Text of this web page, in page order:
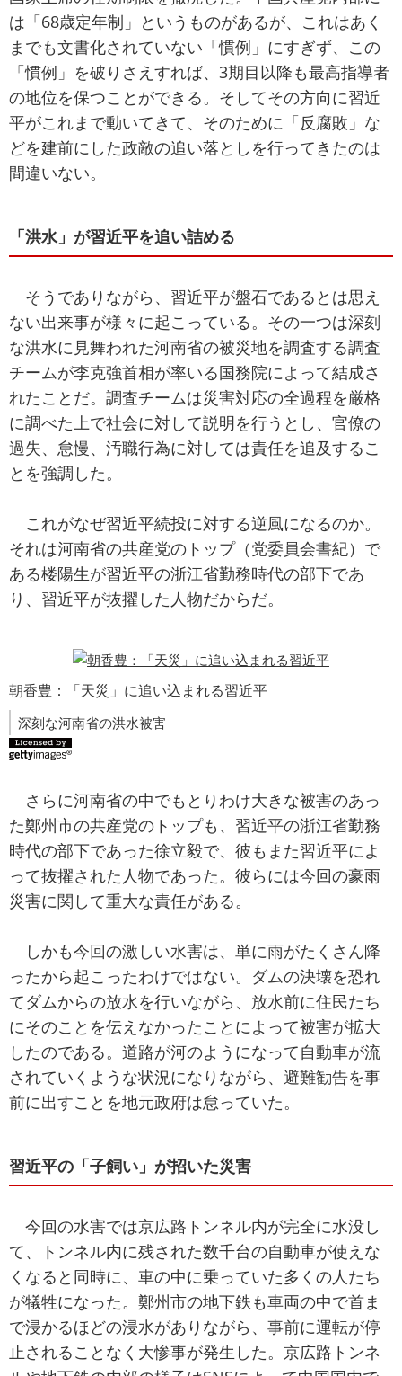
は「68歳定年制」というものがあるが、これはあく
までも文書化されていない「慣例」にすぎず、この
「慣例」を破りさえすれば、3期目以降も最高指導者
の地位を保つことができる。そしてその方向に習近
平がこれまで動いてきて、そのために「反腐敗」な
どを建前にした政敵の追い落としを行ってきたのは
間違いない。
「洪水」が習近平を追い詰める
そうでありながら、習近平が盤石であるとは思え
ない出来事が様々に起こっている。その一つは深刻
な洪水に見舞われた河南省の被災地を調査する調査
チームが李克強首相が率いる国務院によって結成さ
れたことだ。調査チームは災害対応の全過程を厳格
に調べた上で社会に対して説明を行うとし、官僚の
過失、怠慢、汚職行為に対しては責任を追及するこ
とを強調した。
これがなぜ習近平続投に対する逆風になるのか。
それは河南省の共産党のトップ（党委員会書紀）で
ある楼陽生が習近平の浙江省勤務時代の部下であ
り、習近平が抜擢した人物だからだ。
朝香豊：「天災」に追い込まれる習近平
深刻な河南省の洪水被害
さらに河南省の中でもとりわけ大きな被害のあっ
た鄭州市の共産党のトップも、習近平の浙江省勤務
時代の部下であった徐立毅で、彼もまた習近平によ
って抜擢された人物であった。彼らには今回の豪雨
災害に関して重大な責任がある。
しかも今回の激しい水害は、単に雨がたくさん降
ったから起こったわけではない。ダムの決壊を恐れ
てダムからの放水を行いながら、放水前に住民たち
にそのことを伝えなかったことによって被害が拡大
したのである。道路が河のようになって自動車が流
されていくような状況になりながら、避難勧告を事
前に出すことを地元政府は怠っていた。
習近平の「子飼い」が招いた災害
今回の水害では京広路トンネル内が完全に水没し
て、トンネル内に残された数千台の自動車が使えな
くなると同時に、車の中に乗っていた多くの人たち
が犠牲になった。鄭州市の地下鉄も車両の中で首ま
で浸かるほどの浸水がありながら、事前に運転が停
止されることなく大惨事が発生した。京広路トンネ